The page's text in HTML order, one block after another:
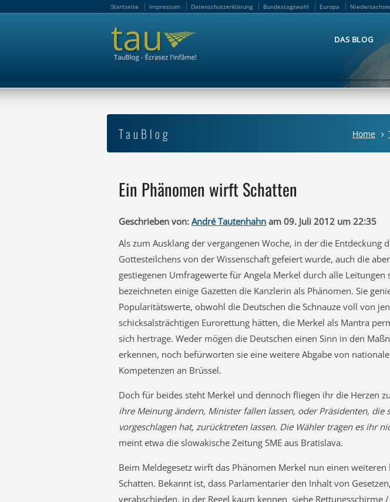
Startseite Impressum Datenschutzerklärung Bundestagswahl Europa
DAS BLOG
TauBlog Home
Ein Phänomen wirft Schatten
Geschrieben von: André Tautenhahn am 09. Juli 2012 um 22:35
Als zum Ausklang der vergangenen Woche, in der die Entdeckung
Gottesteilchens von der Wissenschaft gefeiert wurde, auch die
gestiegenen Umfragewerte für Angela Merkel durch alle Leitungen
bezeichneten einige Gazetten die Kanzlerin als Phänomen. Sie
Popularitätswerte, obwohl die Deutschen die Schnauze voll von
schicksalsträchtigen Eurorettung hätten, die Merkel als Mantra
sich hertrage. Weder mögen die Deutschen einen Sinn in den
erkennen, noch befürworten sie eine weitere Abgabe von
Kompetenzen an Brüssel.
Doch für beides steht Merkel und dennoch fliegen ihr die Herzen
ihre Meinung ändern, Minister fallen lassen, oder Präsidenten, die
vorgeschlagen hat, zurücktreten lassen. Die Wähler tragen es ihr
meint etwa die slowakische Zeitung SME aus Bratislava.
Beim Meldegesetz wirft das Phänomen Merkel nun einen weiteren
Schatten. Bekannt ist, dass Parlamentarier den Inhalt von
verabschieden, in der Regel kaum kennen  siehe Rettungsschirme /
Startseite Impressum Datenschutzerklärung Bundestagswahl Europa
DAS BLOG